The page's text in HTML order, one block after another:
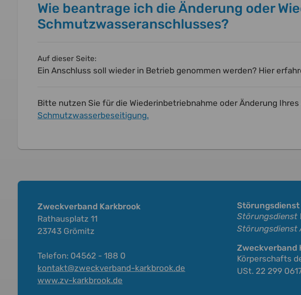
Wie beantrage ich die Änderung oder
Schmutzwasseranschlusses?
Auf dieser Seite:
Ein Anschluss soll wieder in Betrieb genommen werden? Hier
Bitte nutzen Sie für die Wiederinbetriebnahme oder Änderung
Schmutzwasserbeseitigung.
Zweckverband Karkbrook
Rathausplatz 11
23743 Grömitz
Telefon: 04562 - 188 0
kontakt@zweckverband-karkbrook.de
www.zv-karkbrook.de
Störungsdienst
Störungsdienst
Störungsdienst
Zweckverband
Körperschafts
USt. 22 299